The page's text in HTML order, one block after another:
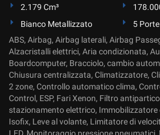
2.179 Cm³
Bianco Metallizzato
5 Porte
ABS, Airbag, Airbag laterali, Airbag
Alzacristalli elettrici, Aria condizionata,
Boardcomputer, Bracciolo, cambio
Chiusura centralizzata, Climatizzatore,
2 zone, Controllo automatico clima,
Control, ESP, Fari Xenon, Filtro
stazionamento elettrico, Immobilizzatore
Isofix, Leve al volante, Limitatore di